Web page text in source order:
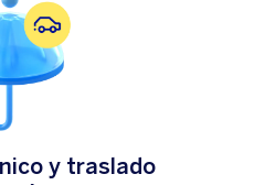
y traslado